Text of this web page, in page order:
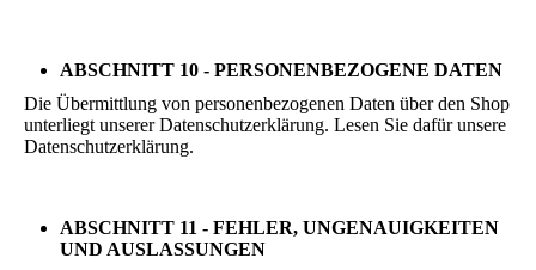
ABSCHNITT 10 - PERSONENBEZOGENE DATEN
Die Übermittlung von personenbezogenen Daten über den Shop
unterliegt unserer Datenschutzerklärung. Lesen Sie dafür unsere
Datenschutzerklärung.
ABSCHNITT 11 - FEHLER, UNGENAUIGKEITEN
UND AUSLASSUNGEN